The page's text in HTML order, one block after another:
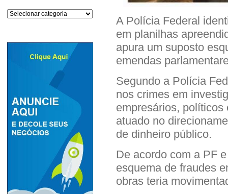
Categorias
A Polícia Federal
em planilhas
apura um suposto
emendas
Segundo a Polícia
nos crimes em
empresários, políticos
atuado no
de dinheiro público.
De acordo com a PF
esquema de fraudes
obras teria